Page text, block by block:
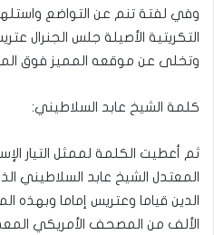
وفي لفتة تنم عن التواضع
التكريتية الأصيلة جلس
وتخلى عن موقعه المميز فوق
كلمة الشيخ عابد السلاطيني:
ثم أعطيت الكلمة لممثل التيار
المعتدل الشيخ عابد السلاطيني
الدين قياما وعتريس إماما وبهذه
الألف من المصحف الأمريكي